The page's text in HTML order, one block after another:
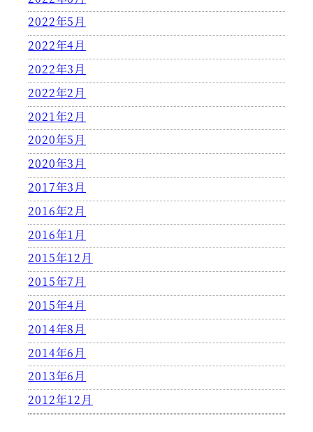
2022年5月
2022年4月
2022年3月
2022年2月
2021年2月
2020年5月
2020年3月
2017年3月
2016年2月
2016年1月
2015年12月
2015年7月
2015年4月
2014年8月
2014年6月
2013年6月
2012年12月